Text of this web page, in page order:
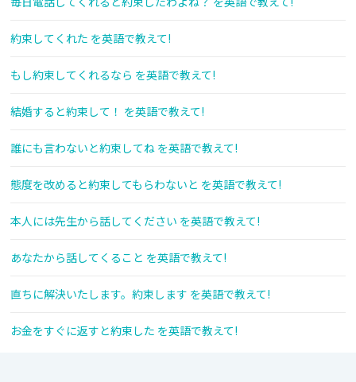
約束してくれた を英語で教えて!
もし約束してくれるなら を英語で教えて!
結婚すると約束して！ を英語で教えて!
誰にも言わないと約束してね を英語で教えて!
態度を改めると約束してもらわないと を英語で教えて!
本人には先生から話してください を英語で教えて!
あなたから話してくること を英語で教えて!
直ちに解決いたします。約束します を英語で教えて!
お金をすぐに返すと約束した を英語で教えて!